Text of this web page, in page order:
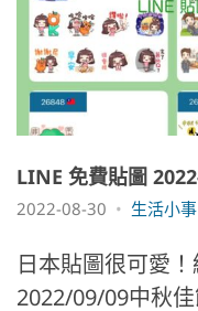
LINE 免費貼圖
2022-08-30 生活小事
日本貼圖很可愛
2022/09/09中秋